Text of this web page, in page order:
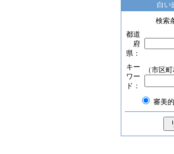
白い
検索
都道
府
県：
キー
ワー
ド：
（市区
審美